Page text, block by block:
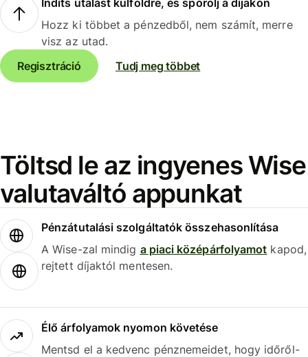
Hozz ki többet a pénzedből, nem számít, merre
visz az utad.
Regisztráció
Tudj meg többet
Töltsd le az ingyenes Wise
valutaváltó appunkat
Pénzátutalási szolgáltatók összehasonlítása
A Wise-zal mindig a piaci középárfolyamot kapod,
rejtett díjaktól mentesen.
Élő árfolyamok nyomon követése
Mentsd el a kedvenc pénznemeidet, hogy időről-